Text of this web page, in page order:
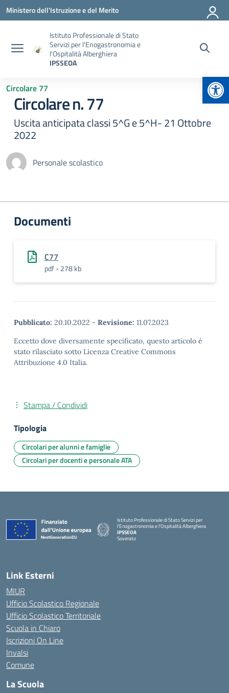
Vai ai contenuti
Vai al menu di navigazione
Vai al footer
Ministero dell'Istruzione e del Merito
Istituto Professionale di Stato
Servizi per l'Enogastronomia e
l'Ospitalità Alberghiera
IPSSEOA
Circolare 77
Circolare n. 77
Uscita anticipata classi 5^G e 5^H- 21 Ottobre
2022
Personale scolastico
Documenti
C77
pdf - 278 kb
Pubblicato: 20.10.2022 - Revisione: 11.07.2023
Eccetto dove diversamente specificato, questo articolo è
stato rilasciato sotto Licenza Creative Commons
Attribuzione 4.0 Italia.
Stampa / Condividi
Tipologia
Circolari per alunni e famiglie
Circolari per docenti e personale ATA
Istituto Professionale di Stato Servizi per
l'Enogastronomia e l'Ospitalità Alberghiera
IPSSEOA
Soverato
Link Esterni
MIUR
Ufficio Scolastico Regionale
Ufficio Scolastico Territoriale
Scuola in Chiaro
Iscrizioni On Line
Invalsi
Comune
La Scuola